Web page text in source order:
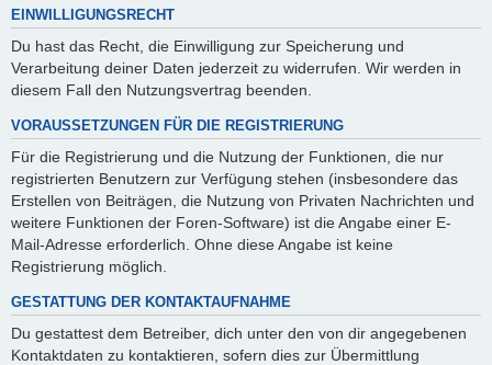
EINWILLIGUNGSRECHT
Du hast das Recht, die Einwilligung zur Speicherung und
Verarbeitung deiner Daten jederzeit zu widerrufen. Wir werden in
diesem Fall den Nutzungsvertrag beenden.
VORAUSSETZUNGEN FÜR DIE REGISTRIERUNG
Für die Registrierung und die Nutzung der Funktionen, die nur
registrierten Benutzern zur Verfügung stehen (insbesondere das
Erstellen von Beiträgen, die Nutzung von Privaten Nachrichten und
weitere Funktionen der Foren-Software) ist die Angabe einer E-
Mail-Adresse erforderlich. Ohne diese Angabe ist keine
Registrierung möglich.
GESTATTUNG DER KONTAKTAUFNAHME
Du gestattest dem Betreiber, dich unter den von dir angegebenen
Kontaktdaten zu kontaktieren, sofern dies zur Übermittlung